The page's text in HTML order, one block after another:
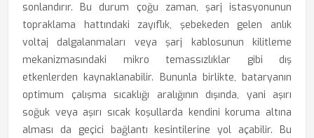
sonlandırır. Bu durum çoğu zaman, şarj istasyonunun
topraklama hattındaki zayıflık, şebekeden gelen anlık
voltaj dalgalanmaları veya şarj kablosunun kilitleme
mekanizmasındaki mikro temassızlıklar gibi dış
etkenlerden kaynaklanabilir. Bununla birlikte, bataryanın
optimum çalışma sıcaklığı aralığının dışında, yani aşırı
soğuk veya aşırı sıcak koşullarda kendini koruma altına
alması da geçici bağlantı kesintilerine yol açabilir. Bu